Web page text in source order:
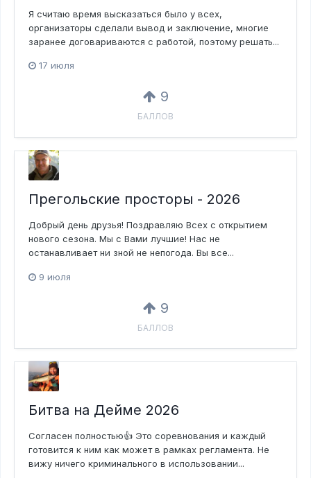
Я считаю время высказаться было у всех,
организаторы сделали вывод и заключение, многие
заранее договариваются с работой, поэтому решать...
17 июля
9
БАЛЛОВ
Прегольские просторы - 2026
Добрый день друзья! Поздравляю Всех с открытием
нового сезона. Мы с Вами лучшие! Нас не
останавливает ни зной не непогода. Вы все...
9 июля
9
БАЛЛОВ
Битва на Дейме 2026
Согласен полностью👍 Это соревнования и каждый
готовится к ним как может в рамках регламента. Не
вижу ничего криминального в использовании...